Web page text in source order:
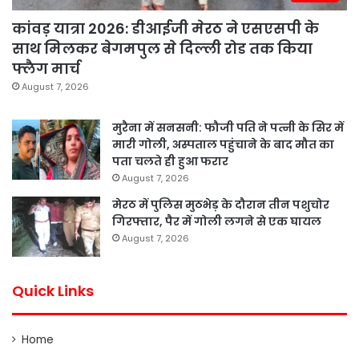
कांवड़ यात्रा 2026: डीआईजी मेरठ ने एसएसपी के
साथ मिलकर बेगमपुल से दिल्ली रोड तक किया
फ्लैग मार्च
August 7, 2026
मुरैना में सनसनी: फौजी पति ने पत्नी के सिर में
मारी गोली, अस्पताल पहुंचाने के बाद मौत का
पता चलते ही हुआ फरार
August 7, 2026
मेरठ में पुलिस मुठभेड़ के दौरान तीन पशुचोर
गिरफ्तार, पैर में गोली लगने से एक घायल
August 7, 2026
Quick Links
Home